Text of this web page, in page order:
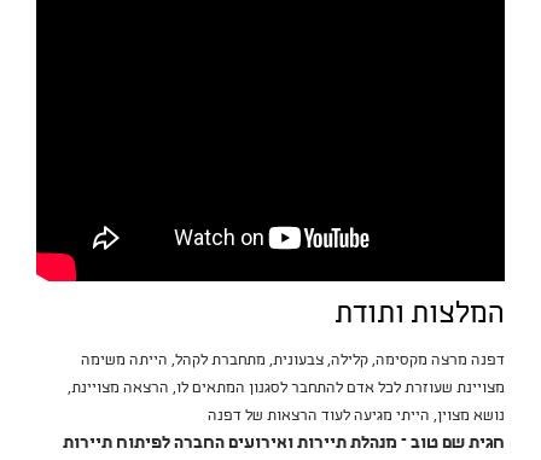
המלצות ותודת
דפנה מרצה מקסימה, קלילה, צבעונית, מתחברת לקהל, הייתה משימה
מצויינת שעוזרת לכל אדם להתחבר לסגנון המתאים לו, הרצאה מצויינת,
נושא מצוין, הייתי מגיעה לעוד הרצאות של דפנה
חגית שם טוב – מנהלת תיירות ואירועים החברה לפיתוח תיירות